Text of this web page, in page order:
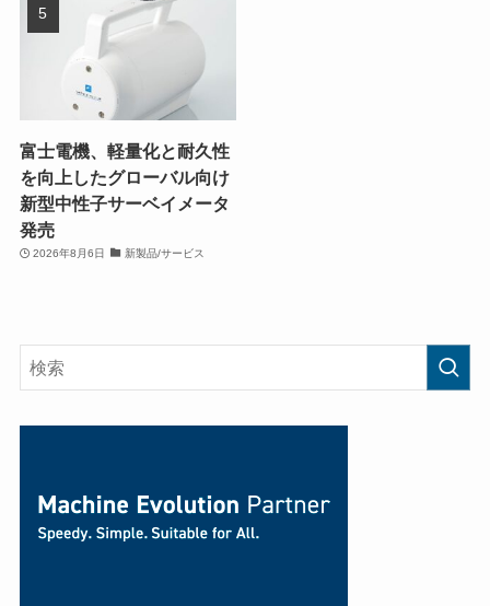
富士電機、軽量化と耐久性
を向上したグローバル向け
新型中性子サーベイメータ
発売
2026年8月6日 新製品/サービス